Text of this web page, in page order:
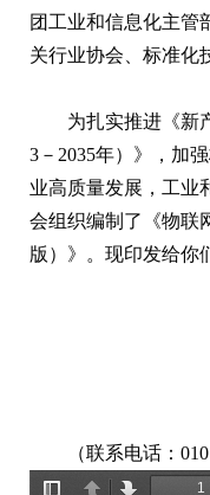
团工业和信息化主管
关行业协会、标准化
为扎实推进《新
3－2035年）》，加
业高质量发展，工业
会组织编制了《物联
版）》。现印发给你
（联系电话：